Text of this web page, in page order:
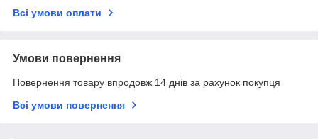
Всі умови оплати
Умови повернення
Повернення товару впродовж 14 днів за рахунок покупця
Всі умови повернення